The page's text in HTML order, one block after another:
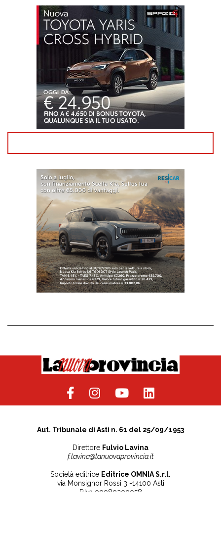
Aut. Tribunale di Asti n. 61 del 25/09/1953
Direttore Fulvio Lavina
f.lavina@lanuovaprovincia.it
Società editrice Editrice OMNIA S.r.l.
via Monsignor Rossi 3 -14100 Asti
P.Iva 00080200058